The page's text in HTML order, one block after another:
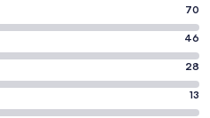
70
46
28
13